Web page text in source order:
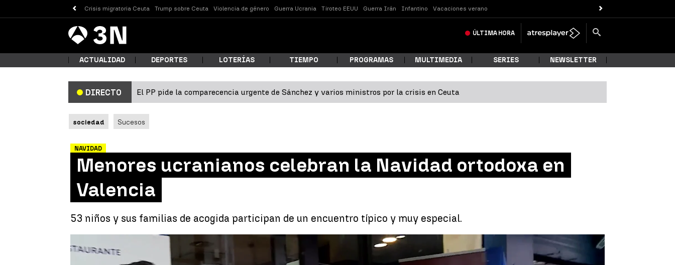
Crisis migratoria Ceuta Trump sobre Ceuta Violencia de género Guerra Ucrania Tiroteo EEUU Guerra Irán Infantino Vacaciones verano
Antena
3 Noticias ÚLTIMA HORA
ACTUALIDAD DEPORTES LOTERÍAS TIEMPO PROGRAMAS MULTIMEDIA SERIES NEWSLETTER
DIRECTO El PP pide la comparecencia urgente de Sánchez y varios ministros por la crisis en Ceuta
sociedad Sucesos
NAVIDAD
Menores ucranianos celebran la Navidad ortodoxa en
Valencia
53 niños y sus familias de acogida participan de un encuentro típico y muy especial.
Menores Ucranianos celebran la Navidad ortodoxa en Valencia |Antena 3 Noticias